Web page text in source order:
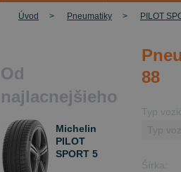
Úvod Pneumatiky PILOT
Od
najlacnejšieho
Michelin
PILOT
SPORT 5
88
Typ
Šírka: